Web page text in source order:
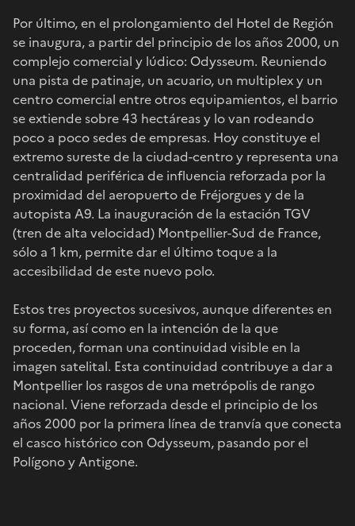
Por último, en el prolongamiento del Hotel de Región
se inaugura, a partir del principio de los años 2000, un
complejo comercial y lúdico: Odysseum. Reuniendo
una pista de patinaje, un acuario, un multiplex y un
centro comercial entre otros equipamientos, el barrio
se extiende sobre 43 hectáreas y lo van rodeando
poco a poco sedes de empresas. Hoy constituye el
extremo sureste de la ciudad-centro y representa una
centralidad periférica de influencia reforzada por la
proximidad del aeropuerto de Fréjorgues y de la
autopista A9. La inauguración de la estación TGV
(tren de alta velocidad) Montpellier-Sud de France,
sólo a 1 km, permite dar el último toque a la
accesibilidad de este nuevo polo.
Estos tres proyectos sucesivos, aunque diferentes en
su forma, así como en la intención de la que
proceden, forman una continuidad visible en la
imagen satelital. Esta continuidad contribuye a dar a
Montpellier los rasgos de una metrópolis de rango
nacional. Viene reforzada desde el principio de los
años 2000 por la primera línea de tranvía que conecta
el casco histórico con Odysseum, pasando por el
Polígono y Antigone.